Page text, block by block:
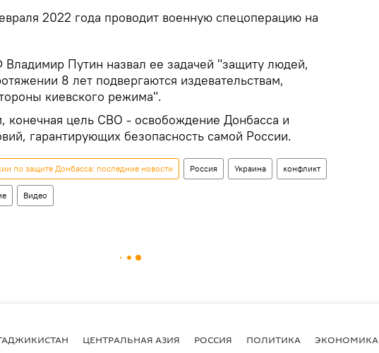
2022 года проводит военную спецоперацию на
Путин назвал ее задачей "защиту людей,
8 лет подвергаются издевательствам,
киевского режима".
конечная цель СВО - освобождение Донбасса и
гарантирующих безопасность самой России.
по защите Донбасса: последние новости Россия Украина конфликт
Видео
ЦЕНТРАЛЬНАЯ АЗИЯ РОССИЯ ПОЛИТИКА ЭКОНОМИКА